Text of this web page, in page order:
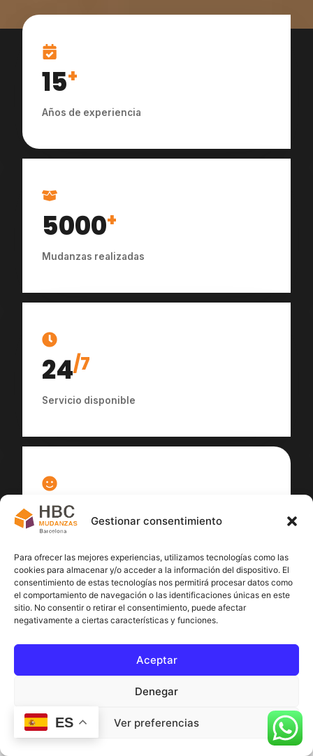
Gestionar consentimiento
Para ofrecer las mejores experiencias, utilizamos tecnologías como las
cookies para almacenar y/o acceder a la información del dispositivo. El
consentimiento de estas tecnologías nos permitirá procesar datos como
el comportamiento de navegación o las identificaciones únicas en este
sitio. No consentir o retirar el consentimiento, puede afectar
negativamente a ciertas características y funciones.
Aceptar
Denegar
Ver preferencias
15+
Años de experiencia
5000+
Mudanzas realizadas
24/7
Servicio disponible
100
ES